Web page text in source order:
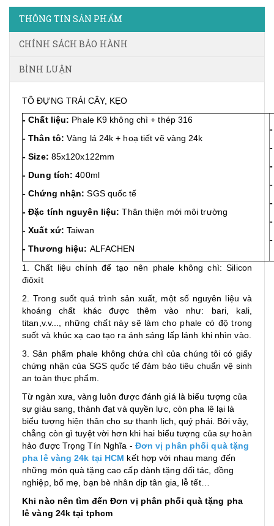
THÔNG TIN SẢN PHẨM
CHÍNH SÁCH BẢO HÀNH
BÌNH LUẬN
TÔ ĐỰNG TRÁI CÂY, KẸO
- Chất liệu: Phale K9 không chì + thép 316
- Thân tô: Vàng lá 24k + hoạ tiết vẽ vàng 24k
- Size: 85x120x122mm
- Dung tích:400ml
- Chứng nhận: SGS quốc tế
- Đặc tính nguyên liệu: Thân thiện mới môi trường
- Xuất xứ: Taiwan
- Thương hiệu: ALFACHEN
1. Chất liệu chính để tạo nên phale không chì: Silicon
điôxít
2. Trong suốt quá trình sản xuất, một số nguyên liệu và
khoáng chất khác được thêm vào như: bari, kali,
titan,v.v..., những chất này sẽ làm cho phale có độ trong
suốt và khúc xạ cao tạo ra ánh sáng lấp lánh khi nhìn vào.
3. Sản phẩm phale không chứa chì của chúng tôi có giấy
chứng nhận của SGS quốc tế đảm bảo tiêu chuẩn vệ sinh
an toàn thực phẩm.
Từ ngàn xưa, vàng luôn được đánh giá là biểu tượng của
sự giàu sang, thành đạt và quyền lực, còn pha lê lại là
biểu tượng hiện thân cho sự thanh lịch, quý phái. Bởi vậy,
chẳng còn gì tuyệt vời hơn khi hai biểu tượng của sự hoàn
hảo được Trọng Tín Nghĩa - Đơn vị phân phối quà tặng
pha lê vàng 24k tại HCM kết hợp với nhau mang đến
những món quà tặng cao cấp dành tặng đối tác, đồng
nghiệp, bố mẹ, bạn bè nhân dịp tân gia, lễ tết…
Khi nào nên tìm đến Đơn vị phân phối quà tặng pha
lê vàng 24k tại tphcm